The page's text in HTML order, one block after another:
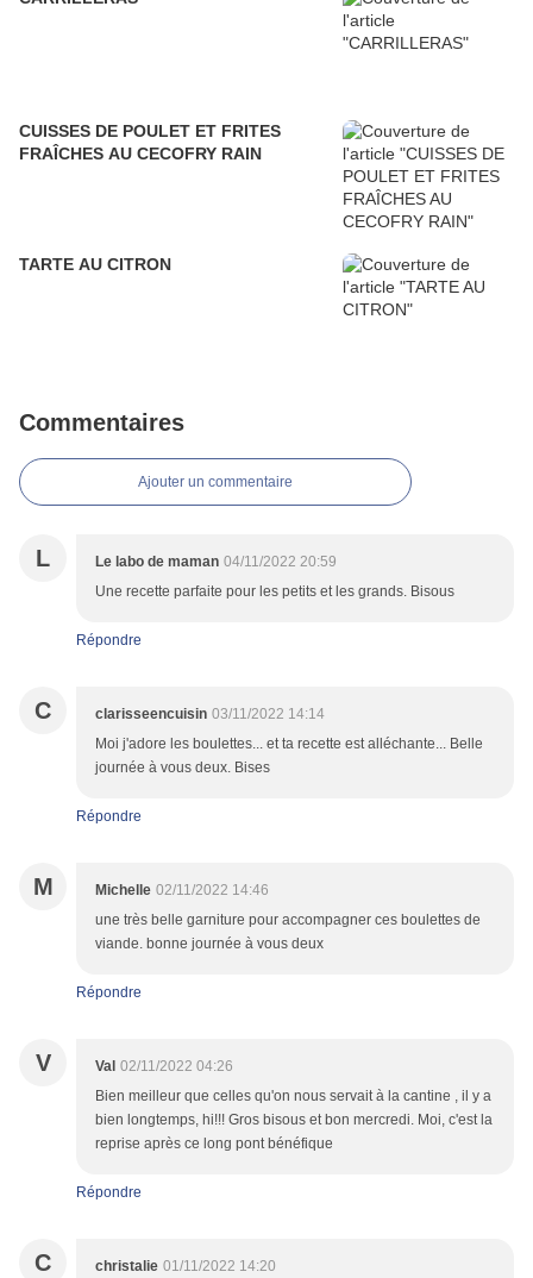
CUISSES DE POULET ET FRITES
FRAÎCHES AU CECOFRY RAIN
TARTE AU CITRON
Commentaires
Ajouter un commentaire
L Le labo de maman 04/11/2022 20:59
Une recette parfaite pour les petits et les grands. Bisous
Répondre
C clarisseencuisin 03/11/2022 14:14
Moi j'adore les boulettes... et ta recette est alléchante... Belle
journée à vous deux. Bises
Répondre
M Michelle 02/11/2022 14:46
une très belle garniture pour accompagner ces boulettes de
viande. bonne journée à vous deux
Répondre
V Val 02/11/2022 04:26
Bien meilleur que celles qu'on nous servait à la cantine , il y a
bien longtemps, hi!!! Gros bisous et bon mercredi. Moi, c'est la
reprise après ce long pont bénéfique
Répondre
C christalie 01/11/2022 14:20